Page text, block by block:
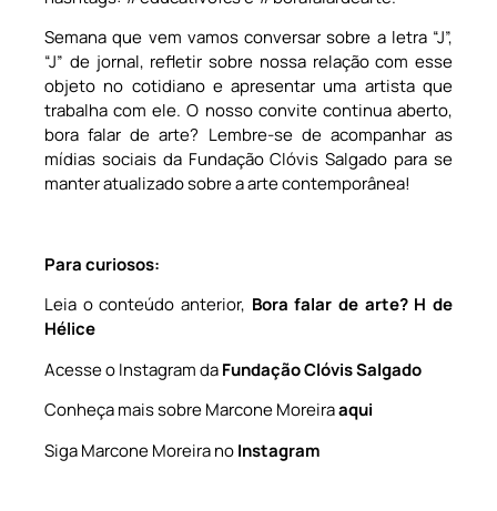
Semana que vem vamos conversar sobre a letra “J”,
“J” de jornal, refletir sobre nossa relação com esse
objeto no cotidiano e apresentar uma artista que
trabalha com ele. O nosso convite continua aberto,
bora falar de arte? Lembre-se de acompanhar as
mídias sociais da Fundação Clóvis Salgado para se
manter atualizado sobre a arte contemporânea!
Para curiosos:
Leia o conteúdo anterior, Bora falar de arte? H de
Hélice
Acesse o Instagram daFundação Clóvis Salgado
Conheça mais sobre Marcone Moreiraaqui
Siga Marcone Moreira noInstagram